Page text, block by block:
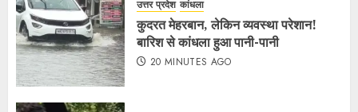
उत्तर प्रदेश कांधला
कुदरत मेहरबान, लेकिन व्यवस्था परेशान!
बारिश से कांधला हुआ पानी-पानी
20 MINUTES AGO